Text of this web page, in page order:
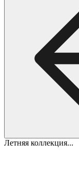
Летняя коллекция...